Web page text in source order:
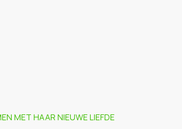
MET HAAR NIEUWE LIEFDE